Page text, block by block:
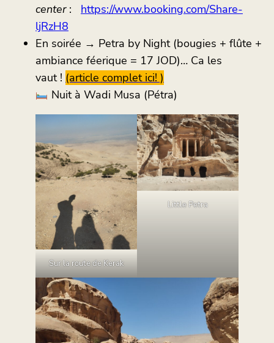
center : https://www.booking.com/Share-
ljRzH8
En soirée → Petra by Night (bougies + flûte +
ambiance féerique = 17 JOD)… Ca les
vaut ! (article complet ici! )
Nuit à Wadi Musa (Pétra)
Sur la route de Kerak
Little Petra